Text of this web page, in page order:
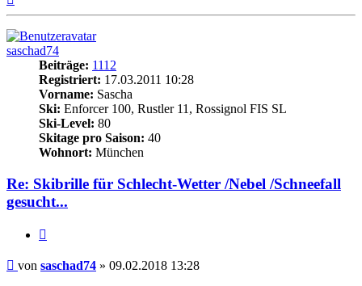
saschad74
Beiträge: 1112
Registriert: 17.03.2011 10:28
Vorname: Sascha
Ski: Enforcer 100, Rustler 11, Rossignol FIS SL
Ski-Level: 80
Skitage pro Saison: 40
Wohnort: München
Re: Skibrille für Schlecht-Wetter /Nebel /Schneefall
gesucht...
Beitrag
von saschad74 » 09.02.2018 13:28